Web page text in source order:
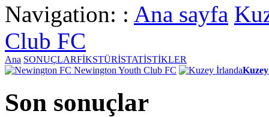
Navigation: : Ana sayfa
Club FC
Ana SONUÇLARFİKSTÜRİSTATİSTİKLER
Newington Youth Club FC
Son sonuçlar